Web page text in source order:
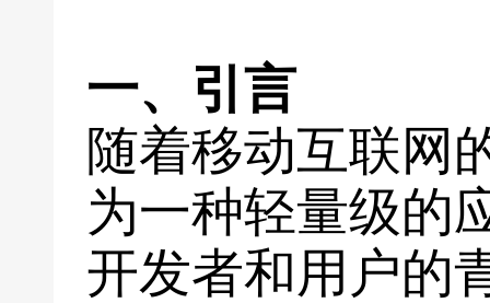
一、引言
随着移动互联网
为一种轻量级的
开发者和用户的